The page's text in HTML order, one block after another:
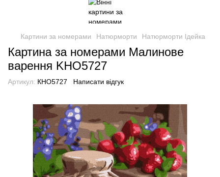
Картини за номерами Натюрморти Натюрморти Ідейка
Картина за номерами Малинове
варення KHO5727
Артикул: КНО5727 Написати відгук